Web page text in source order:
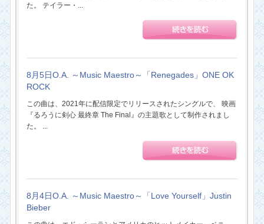
た。 テイラー・...
8月5日O.A. ～Music Maestro～「Renegades」ONE OK
ROCK
この曲は、2021年に配信限定でリリースされたシングルで、 映画
『るろうに剣心 最終章 The Final』の主題歌として制作されまし
た。 ...
8月4日O.A. ～Music Maestro～「Love Yourself」Justin
Bieber